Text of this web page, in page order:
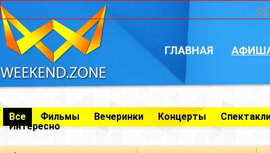
ГЛАВНАЯ
Все Фильмы Вечеринки Концерты
Интересно